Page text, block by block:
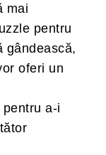
mai
pentru
gândească,
oferi un
a-i